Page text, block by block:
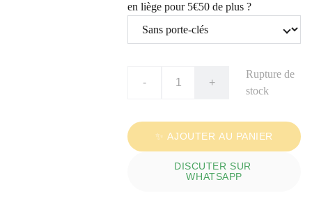
en liège pour 5€50 de plus ?
- +
Rupture de
stock
✨ AJOUTER AU PANIER
DISCUTER SUR
WHATSAPP